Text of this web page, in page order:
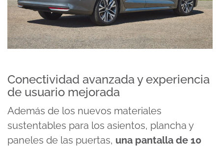
Conectividad avanzada y experiencia
de usuario mejorada
Además de los nuevos materiales
sustentables para los asientos, plancha y
paneles de las puertas, una pantalla de 10